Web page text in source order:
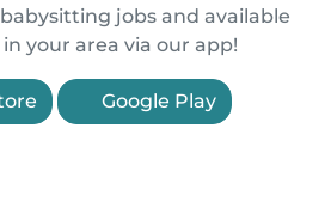
jobs and available
your area via our app!
Google Play